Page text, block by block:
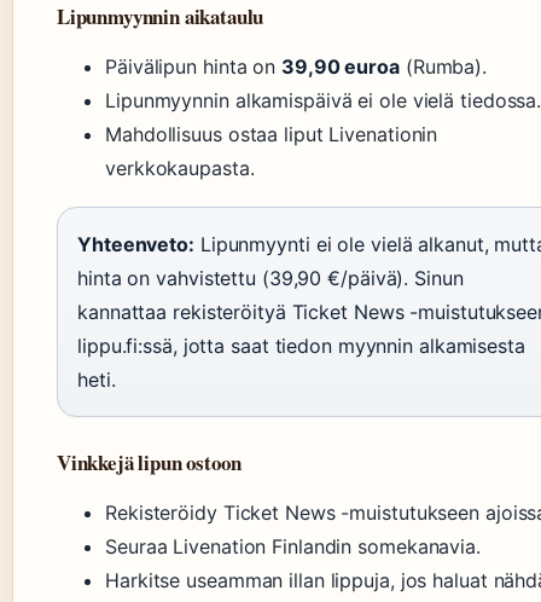
Lipunmyynnin aikataulu
Päivälipun hinta on 39,90 euroa(Rumba).
Lipunmyynnin alkamispäivä ei ole vielä tiedossa.
Mahdollisuus ostaa liput Livenationin
verkkokaupasta.
Yhteenveto: Lipunmyynti ei ole vielä alkanut,
hinta on vahvistettu (39,90 €/päivä). Sinun
kannattaa rekisteröityä Ticket News -
lippu.fi:ssä, jotta saat tiedon myynnin alkamisesta
heti.
Vinkkejä lipun ostoon
Rekisteröidy Ticket News -muistutukseen
Seuraa Livenation Finlandin somekanavia.
Harkitse useamman illan lippuja, jos haluat